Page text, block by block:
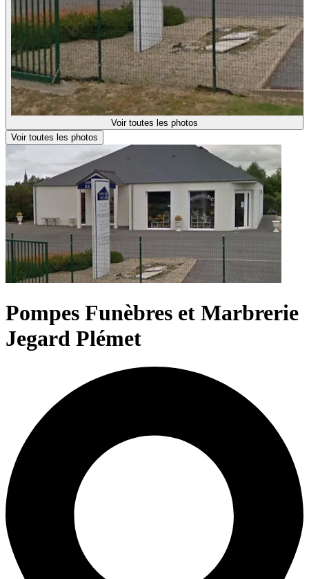
Voir toutes les photos
Voir toutes les photos
Pompes Funèbres et Marbrerie
Jegard Plémet